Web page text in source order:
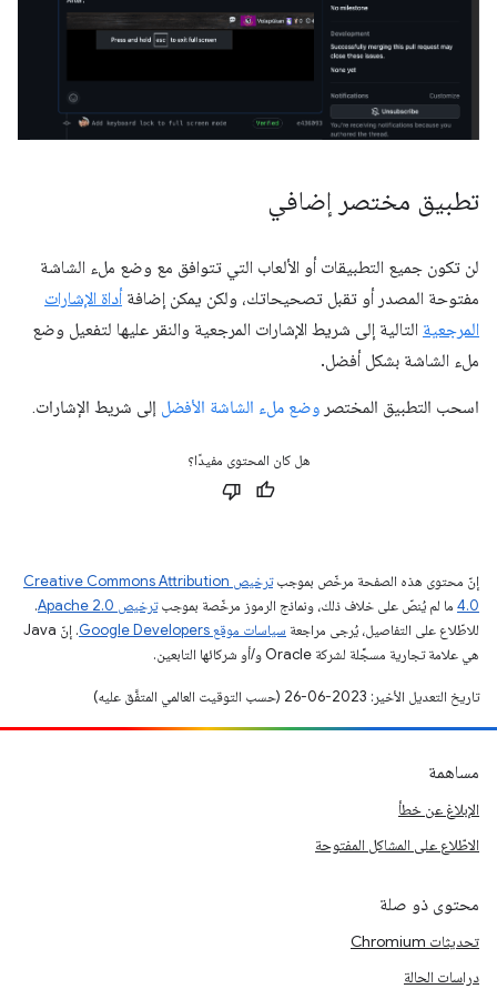
تطبيق مختصر إضافي
لن تكون جميع التطبيقات أو الألعاب التي تتوافق مع وضع ملء الشاشة
مفتوحة المصدر أو تقبل تصحيحاتك، ولكن يمكن إضافةأداة الإشارات
المرجعية التالية إلى شريط الإشارات المرجعية والنقر عليها لتفعيل وضع
ملء الشاشة بشكل أفضل.
هل كان المحتوى مفيدًا؟
إنّ محتوى هذه الصفحة مرخّص بموجب
ترخيص Creative Commons Attribution
4.0‏ ما لم يُنصّ على خلاف ذلك، ونماذج الرموز مرخّصة بموجبترخيص Apache 2.0‏
.
للاطّلاع على التفاصيل، يُرجى مراجعة سياسات موقع Google Developers‏
. إنّ Java
هي علامة تجارية مسجَّلة لشركة Oracle و/أو شركائها التابعين.
تاريخ التعديل الأخير: 2023-06-26 (حسب التوقيت العالمي المتفَّق عليه)
مساهمة
الإبلاغ عن خطأ
الاطّلاع على المشاكل المفتوحة
محتوى ذو صلة
تحديثات Chromium
دراسات الحالة